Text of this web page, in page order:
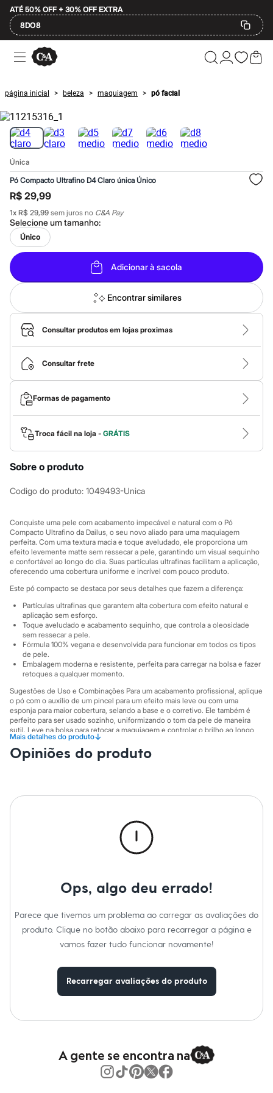
ATÉ 50% OFF + 30% OFF EXTRA
8DO8
Ofertas
Compre por Departamento
Masculino
Infantil
Calçados
Plus Size
2 calçados por R$189
2 peças por R$199
3 lingeries por R$99
3 itens de beleza por R$129
Até 20% off
Até 40% off
Até 60% off
A partir de 60% off
Feminino
Em alta
Inverno
Alfaiataria
Novidades
Roupas
Blusas e Camisetas
Básicos
Calças
Casacos e Jaquetas
Jeans
Macacões
Shorts e Bermudas
Vestidos
Acessórios
Bolsas
Bonés e Chapéus
Bijoux
Cintos
Óculos
Relógios
Calçados
Botas
Chinelos
Rasteirinhas
Sapatilhas
Tênis
Marcas
City
Clock House
Mindset
Sawary
Yessica
Moda esportiva
Acessórios
Blusas
Calçados
Leggings
Shorts e Bermudas
Tops
Moda íntima
Calcinhas
Cintas e Modeladores
Meias
Pijamas
Sutiãs e Tops
Moda praia
Biquínis
Plus size
Dia dos Pais
Inverno
Novidades
Camisetas e Regatas
Casacos e Jaquetas
Jeans
Polos
Chapéus e Bonés
página inicial > beleza > maquiagem > pó facial
Única
Pó Compacto Ultrafino D4 Claro única Único
R$ 29,99
1x R$ 29,99 sem juros no C&A Pay
Selecione umtamanho:
Único
Adicionar à sacola
Encontrar similares
Consultar produtos em lojas proximas
Consultar frete
Formas de pagamento
Troca fácil na loja - GRÁTIS
Sobre o produto
Codigo do produto: 1049493-Unica
Conquiste uma pele com acabamento impecável e natural com o Pó
Compacto Ultrafino da Dailus, o seu novo aliado para uma maquiagem
perfeita. Com uma textura macia e toque aveludado, ele proporciona um
efeito levemente matte sem ressecar a pele, garantindo um visual sequinho
e confortável ao longo do dia. Suas partículas ultrafinas facilitam a aplicação,
oferecendo uma cobertura uniforme e incrível com pouco produto.
Este pó compacto se destaca por seus detalhes que fazem a diferença:
Partículas ultrafinas que garantem alta cobertura com efeito natural e
aplicação sem esforço.
Toque aveludado e acabamento sequinho, que controla a oleosidade
sem ressecar a pele.
Fórmula 100% vegana e desenvolvida para funcionar em todos os tipos
de pele.
Embalagem moderna e resistente, perfeita para carregar na bolsa e fazer
retoques a qualquer momento.
Sugestões de Uso e Combinações Para um acabamento profissional, aplique
o pó com o auxílio de um pincel para um efeito mais leve ou com uma
esponja para maior cobertura, selando a base e o corretivo. Ele também é
perfeito para ser usado sozinho, uniformizando o tom da pele de maneira
sutil. Leve na bolsa para retocar a maquiagem e controlar o brilho ao longo
do dia, mantendo sua pele sempre impecável.
A gente se encontra na C&A! ❤
Mais detalhes do produto↓
Opiniões do produto
Ops, algo deu errado!
Parece que tivemos um problema ao carregar as avaliações do
produto. Clique no botão abaixo para recarregar a página e
vamos fazer tudo funcionar novamente!
Recarregar avaliações do produto
A gente se encontra na